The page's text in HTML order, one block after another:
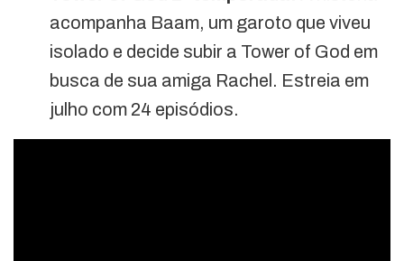
acompanha Baam, um garoto que viveu
isolado e decide subir a Tower of God em
busca de sua amiga Rachel. Estreia em
julho com 24 episódios.